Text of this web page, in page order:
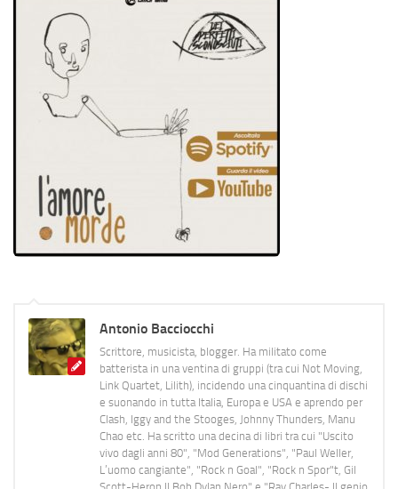
Antonio Bacciocchi
Scrittore, musicista, blogger. Ha militato come
batterista in una ventina di gruppi (tra cui Not Moving,
Link Quartet, Lilith), incidendo una cinquantina di dischi
e suonando in tutta Italia, Europa e USA e aprendo per
Clash, Iggy and the Stooges, Johnny Thunders, Manu
Chao etc. Ha scritto una decina di libri tra cui "Uscito
vivo dagli anni 80", "Mod Generations", "Paul Weller,
L’uomo cangiante", "Rock n Goal", "Rock n Spor"t, Gil